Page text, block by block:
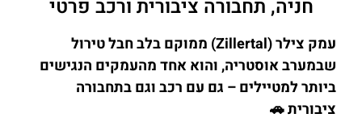
חניה, תחבורה ציבורית ורכב פרטי
עמק צילר (Zillertal) ממוקם בלב חבל טירול
שבמערב אוסטריה, והוא אחד מהעמקים הנגישים
ביותר למטיילים – גם עם רכב וגם בתחבורה
ציבורית 🚗